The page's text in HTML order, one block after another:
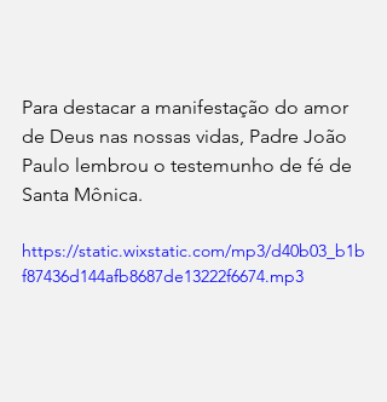
Para destacar a manifestação do amor
de Deus nas nossas vidas, Padre João
Paulo lembrou o testemunho de fé de
Santa Mônica.
https://static.wixstatic.com/mp3/d40b03_b1b
f87436d144afb8687de13222f6674.mp3